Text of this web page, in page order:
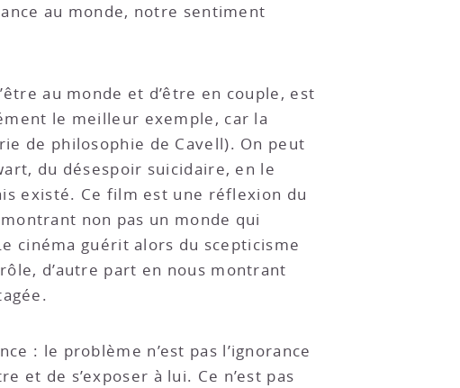
au monde, notre sentiment
au monde et d’être en couple, est
le meilleur exemple, car la
de philosophie de Cavell). On peut
du désespoir suicidaire, en le
existé. Ce film est une réflexion du
non pas un monde qui
cinéma guérit alors du scepticisme
d’autre part en nous montrant
: le problème n’est pas l’ignorance
et de s’exposer à lui. Ce n’est pas